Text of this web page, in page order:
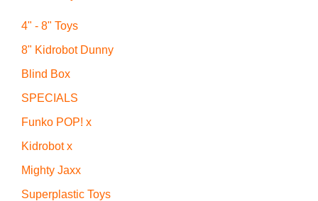
4" - 8" Toys
8" Kidrobot Dunny
Blind Box
SPECIALS
Funko POP! x
Kidrobot x
Mighty Jaxx
Superplastic Toys